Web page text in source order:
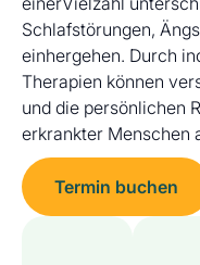
Schlafstörungen,
einhergehen. Durch
Therapien können
und die persönlichen
erkrankter Menschen
Termin buchen